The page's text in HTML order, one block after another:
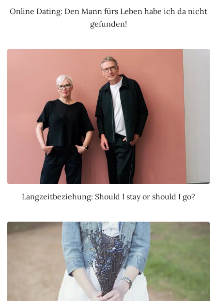
Online Dating: Den Mann fürs Leben habe ich da nicht
gefunden!
Langzeitbeziehung: Should I stay or should I go?